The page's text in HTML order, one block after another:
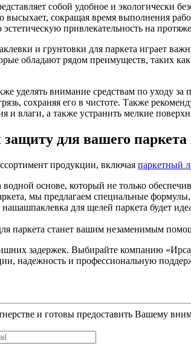
собой удобное и экологически
сокращая время выполнения
привлекательность на
и грунтовки для паркета играет
обладают рядом преимуществ, таких
уделять внимание средствам по уходу
сохраняя его в чистоте. Также
и влаги, а также устранить мелкие
для вашего
продукции, включая паркетный
основе, который не только
мы предлагаем специальные
нашашпаклевка для щелей паркета будет
паркета станет вашим незаменимым
задержек. Выбирайте компанию
надежность и профессиональную
и готовы предоставить Вашему